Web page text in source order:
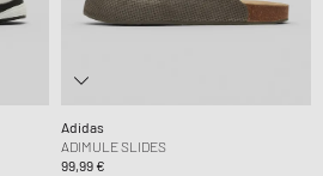
Adidas
ADIMULE SLIDES
99,99 €